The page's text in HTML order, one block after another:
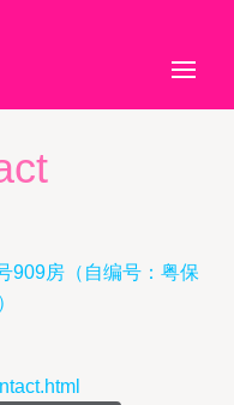
909房（自编号：粤保